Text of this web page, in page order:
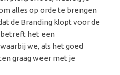
alles op orde te brengen
de Branding klopt voor de
betreft het een
we, als het goed
graag weer met je